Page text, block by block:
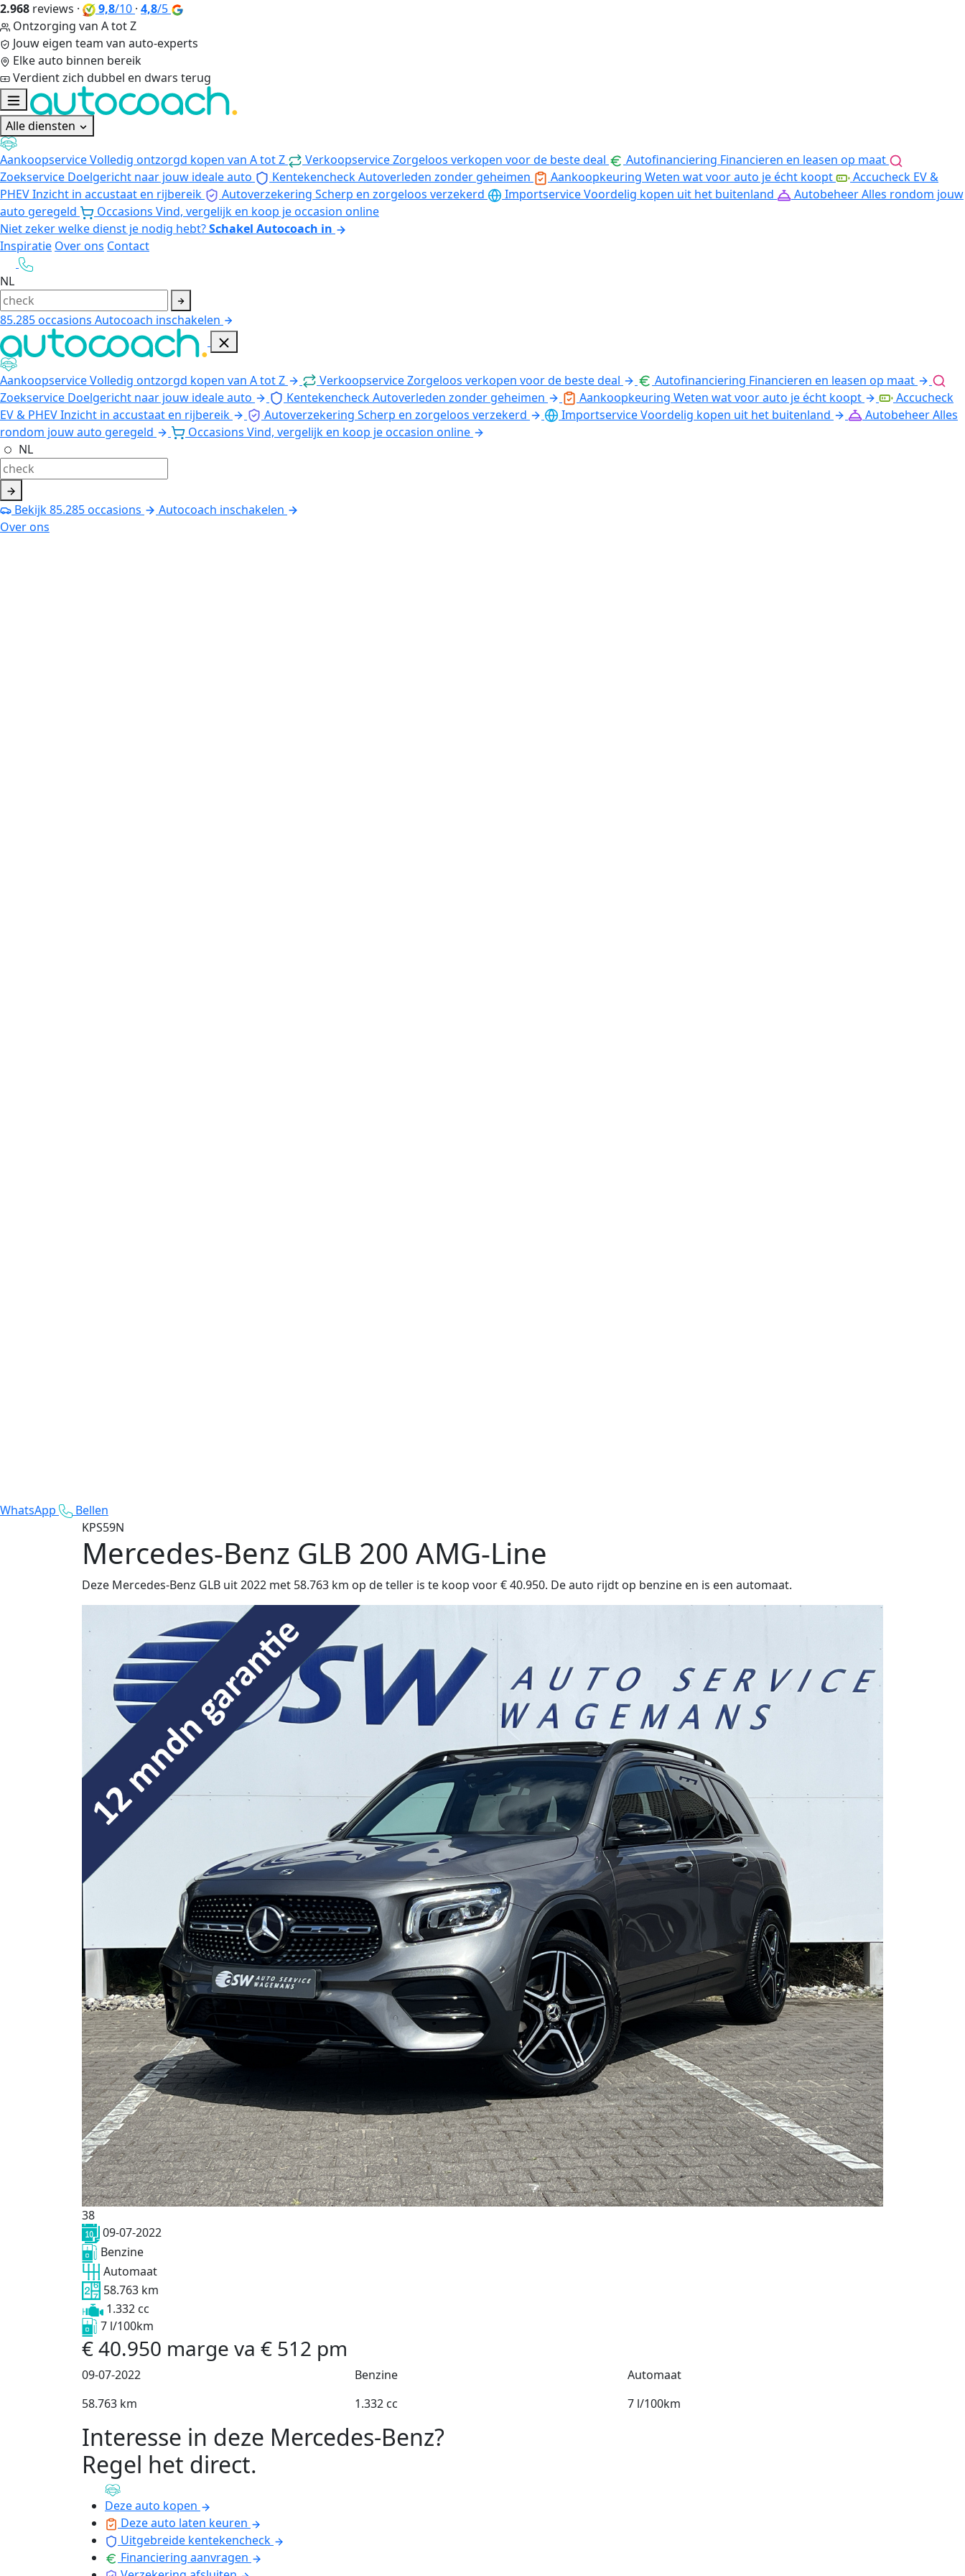
2.968 reviews · 9,8/10 · 4,8/5
Ontzorging van A tot Z
Jouw eigen team van auto-experts
Elke auto binnen bereik
Verdient zich dubbel en dwars terug
Alle diensten
AankoopserviceVolledig ontzorgd kopen van A tot Z VerkoopserviceZorgeloos verkopen voor de beste deal Autofinanciering Financieren en leasen op maat
Zoekservice Doelgericht naar jouw ideale auto KentekencheckAutoverleden zonder geheimen Aankoopkeuring Weten wat voor auto je écht koopt
Accucheck EV &
PHEVInzicht in accustaat en rijbereik Autoverzekering Scherp en zorgeloos verzekerd ImportserviceVoordelig kopen uit het buitenland AutobeheerAlles rondom jouw
auto geregeld
Occasions Vind, vergelijk en koop je occasion online
Niet zeker welke dienst je nodig hebt?Schakel Autocoach in
Inspiratie Over ons Contact
NL
85.285occasions Autocoach inschakelen
AankoopserviceVolledig ontzorgd kopen van A tot Z VerkoopserviceZorgeloos verkopen voor de beste deal Autofinanciering Financieren en leasen op maat
Zoekservice Doelgericht naar jouw ideale auto KentekencheckAutoverleden zonder geheimen Aankoopkeuring Weten wat voor auto je écht koopt
Accucheck
EV & PHEVInzicht in accustaat en rijbereik Autoverzekering Scherp en zorgeloos verzekerd ImportserviceVoordelig kopen uit het buitenland AutobeheerAlles
rondom jouw auto geregeld
Occasions Vind, vergelijk en koop je occasion online
NL
Bekijk85.285occasions
Autocoach inschakelen
Over ons
WhatsApp
Bellen
KPS59N
Mercedes-Benz GLB 200 AMG-Line
Deze Mercedes-Benz GLB uit 2022 met 58.763 km op de teller is te koop voor € 40.950. De auto rijdt op benzine en is een automaat.
38
09-07-2022
Benzine
Automaat
58.763 km
1.332 cc
7 l/100km
€40.950 marge va € 512 pm
09-07-2022 Benzine
Automaat
58.763 km
1.332 cc 7 l/100km
Interesse in deze Mercedes-Benz?
Regel het direct.
Deze auto kopen
Deze auto laten keuren
Uitgebreide kentekencheck
Financiering aanvragen